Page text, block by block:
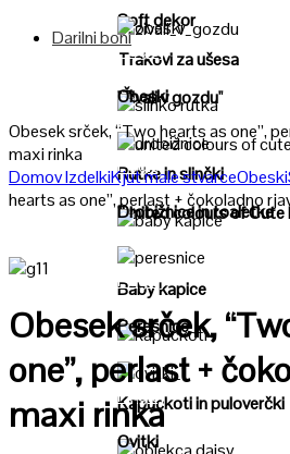
Poglej
"Živali v gozdu"
Poglej
"United colours of Cute
Poglej
Trakovi za ušesa
Poglej
Rutke in slinčki
Poglej
Baby kapice
Poglej
Kapuckoti in puloverčki
Soft dekor
Poglej
Obeski
Poglej
Drobižnice in toaletke
Poglej
Peresnice
Poglej
Ovitki
Darilni boni
Obesek srček, “Two hearts as one”,
maxi rinka
DomovIzdelkiKjut male stvarceObeski
hearts as one”, perlast + čokoladno
Obesek srček,
one”, perlast +
maxi rinka